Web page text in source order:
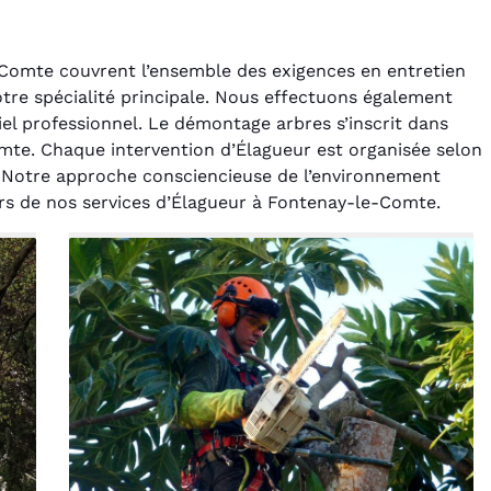
couvrent l’ensemble des exigences en entretien
spécialité principale. Nous effectuons également
professionnel. Le démontage arbres s’inscrit dans
Chaque intervention d’Élagueur est organisée selon
approche consciencieuse de l’environnement
nos services d’Élagueur à Fontenay-le-Comte.
Bonnet
de terrassement
à Var était
L'équipe a
manière efficace
laissant
impeccable et
notre nouveau
d'aménagement
paysager.
Laurent Perrin
Excellente prestation pour
l'abattage délicat d'un sapin
entre deux maisons.
Technicité irréprochable et
sécurité assurée. Le
chantier a été laissé propre.
Je n'hésiterai pas à vous
recontacter.